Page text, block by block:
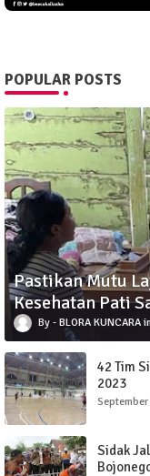
POPULAR POSTS
Pastikan Mutu
Kesehatan Pati
BLORA KUNCARA
42 Tim
2023
September
Sidak